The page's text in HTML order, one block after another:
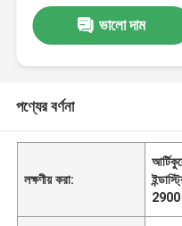
ভালো দাম
পণ্যের বর্ণনা
লক্ষণীয় করা:
2900